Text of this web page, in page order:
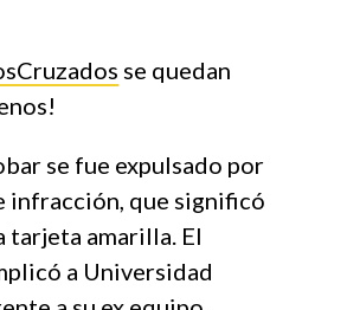
se quedan
se fue expulsado por
infracción, que significó
tarjeta amarilla. El
a Universidad